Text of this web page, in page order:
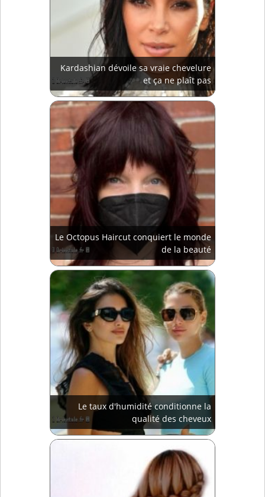
Kardashian dévoile sa vraie chevelure
et ça ne plaît pas
Le Octopus Haircut conquiert le monde
de la beauté
Le taux d'humidité conditionne la
qualité des cheveux